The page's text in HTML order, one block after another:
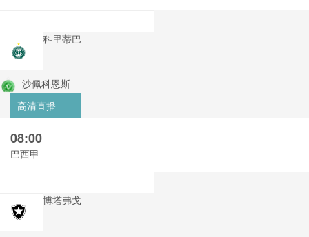
科里蒂巴
沙佩科恩斯
高清直播
08:00
巴西甲
博塔弗戈